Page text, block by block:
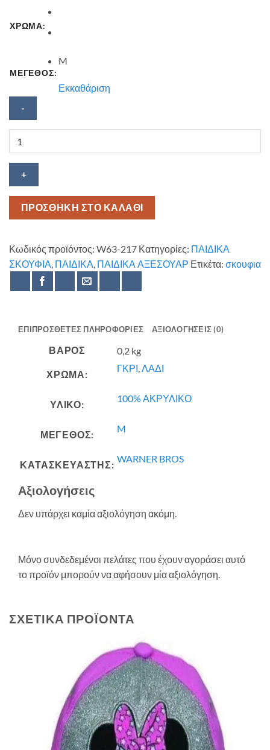
ΧΡΩΜΑ:
ΜΕΓΕΘΟΣ:
M
Εκκαθάριση
devil
ποσότητα
ΠΡΟΣΘΗΚΗ ΣΤΟ ΚΑΛΑΘΙ
Κωδικός προϊόντος: W63-217 Κατηγορίες: ΠΑΙΔΙΚΑ
ΣΚΟΥΦΙΑ, ΠΑΙΔΙΚΑ, ΠΑΙΔΙΚΑ ΑΞΕΣΟΥΑΡ Ετικέτα: σκουφια
ΕΠΙΠΡΌΣΘΕΤΕΣ ΠΛΗΡΟΦΟΡΊΕΣ ΑΞΙΟΛΟΓΉΣΕΙΣ (0)
ΒΆΡΟΣ 0,2 kg
ΧΡΩΜΑ:
ΓΚΡΙ,ΛΑΔΙ
ΥΛΙΚΟ:
100% ΑΚΡΥΛΙΚΟ
ΜΕΓΕΘΟΣ:
M
ΚΑΤΑΣΚΕΥΑΣΤΗΣ:
WARNER BROS
Αξιολογήσεις
Δεν υπάρχει καμία αξιολόγηση ακόμη.
Μόνο συνδεδεμένοι πελάτες που έχουν αγοράσει αυτό
το προϊόν μπορούν να αφήσουν μία αξιολόγηση.
ΣΧΕΤΙΚΆ ΠΡΟΪΌΝΤΑ